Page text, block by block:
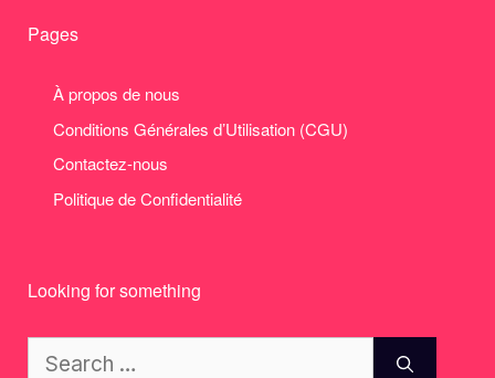
Pages
À propos de nous
Conditions Générales d’Utilisation (CGU)
Contactez-nous
Politique de Confidentialité
Looking for something